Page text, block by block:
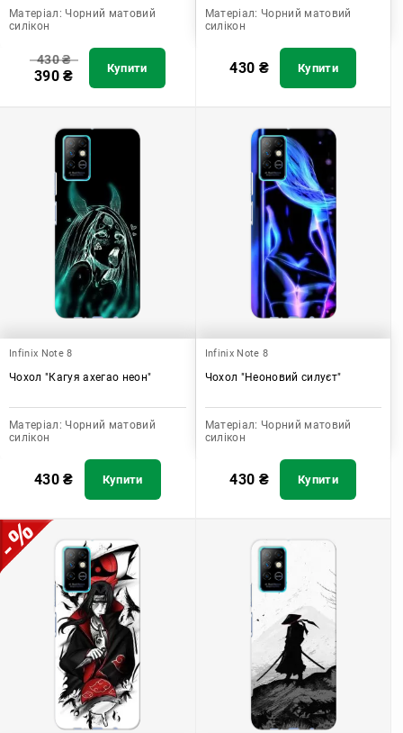
Матеріал: Чорний матовий
силікон
430₴
390₴ Купити
Матеріал: Чорний матовий
силікон
430 ₴ Купити
Infinix Note 8
Чохол "Кагуя ахегао неон"
Матеріал: Чорний матовий
силікон
430₴ Купити
Infinix Note 8
Чохол "Неоновий силуєт"
Матеріал: Чорний матовий
силікон
430 ₴ Купити